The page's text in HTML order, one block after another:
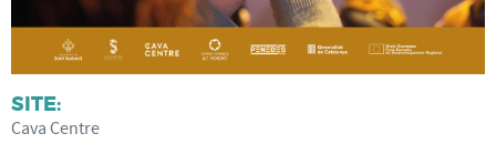
SITE:
Cava Centre